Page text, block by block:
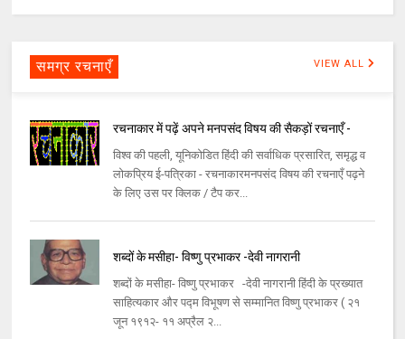
समग्र रचनाएँ VIEW ALL
रचनाकार में पढ़ें अपने मनपसंद विषय की सैकड़ों रचनाएँ -
विश्व की पहली, यूनिकोडित हिंदी की सर्वाधिक प्रसारित, समृद्ध व
लोकप्रिय ई-पत्रिका - रचनाकारमनपसंद विषय की रचनाएँ पढ़ने
के लिए उस पर क्लिक / टैप कर...
शब्दों के मसीहा- विष्णु प्रभाकर -देवी नागरानी
शब्दों के मसीहा- विष्णु प्रभाकर -देवी नागरानी हिंदी के प्रख्यात
साहित्यकार और पद्म विभूषण से सम्मानित विष्णु प्रभाकर ( २१
जून १९१२- ११ अप्रैल २...